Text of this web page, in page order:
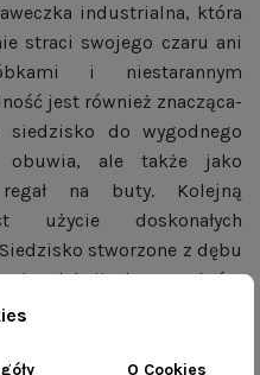
industrialna, która
straci swojego czaru ani
i niestarannym
jest również znacząca-
do wygodnego
obuwia, ale także jako
regał na buty. Kolejną
użycie doskonałych
stworzone z dębu
selekcji drewna, który
wykończeniem. Klejonka
na wypaczenia i
O Cookies